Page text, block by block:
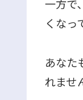
一方で
くなっ
あなた
れませ